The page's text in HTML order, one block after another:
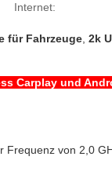
Internet:
für Fahrzeuge 2k
Carplay und
von 2,0